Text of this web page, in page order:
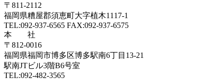
〒811-2112
福岡県糟屋郡須恵町大字植木1117-1
TEL:092-937-6565 FAX:092-937-6575
本 社
〒812-0016
福岡県福岡市博多区博多駅南6丁目13-21
駅南JTビル3階B6号室
TEL:092-482-3565